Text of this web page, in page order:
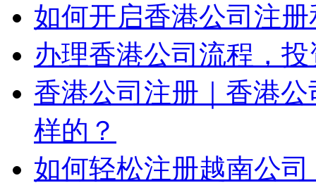
如何开启香港公司注
办理香港公司流程，
香港公司注册｜香港
样的？
如何轻松注册越南公